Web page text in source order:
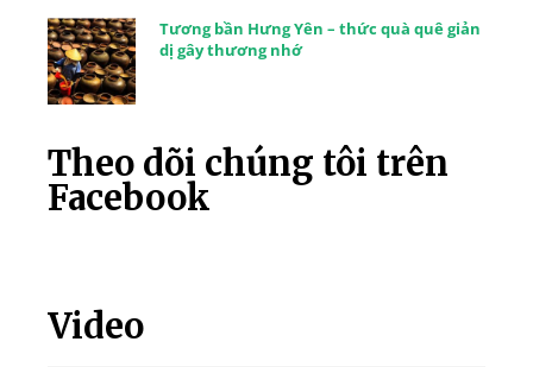
Tương bần Hưng Yên – thức quà quê giản
dị gây thương nhớ
Theo dõi chúng tôi trên
Facebook
Video